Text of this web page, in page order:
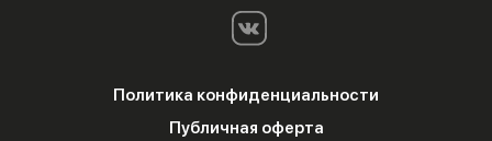
Политика конфиденциальности
Публичная оферта